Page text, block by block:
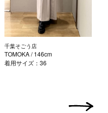
千葉そごう店
TOMOKA/ 146cm
着用サイズ：36
次の画像